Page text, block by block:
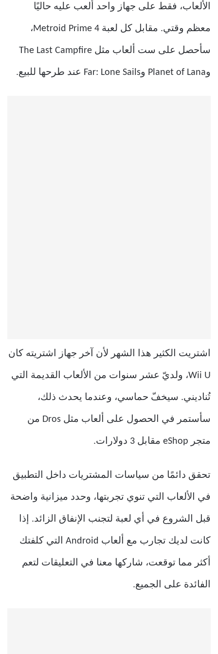
الألعاب، فقط على جهاز واحد ألعب عليه حاليًا
معظم وقتي. مقابل كل لعبة Metroid Prime 4،
سأحصل على ست ألعاب مثل The Last Campfire
وPlanet of Lana وFar: Lone Sails عند طرحها للبيع.
اشتريت الكثير هذا الشهر لأن آخر جهاز اشتريته كان
Wii U، ولديّ عشر سنوات من الألعاب القديمة التي
تُناديني. سيخفّ حماسي، وعندما يحدث ذلك،
سأستمر في الحصول على ألعاب مثل Dros من
متجر eShop مقابل 3 دولارات.
تحقق دائمًا من سياسات المشتريات داخل التطبيق
في الألعاب التي تنوي تجربتها، وحدد ميزانية واضحة
قبل الشروع في أي لعبة لتجنب الإنفاق الزائد. إذا
كانت لديك تجارب مع ألعاب Android التي كلفتك
أكثر مما توقعت، شاركها معنا في التعليقات لتعم
الفائدة على الجميع.